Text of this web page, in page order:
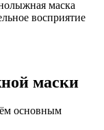
маска
восприятие
маски
основным